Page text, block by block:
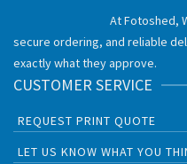
At Fotoshed,
secure ordering, and reliable
exactly what they approve.
CUSTOMER SERVICE
REQUEST PRINT QUOTE
LET US KNOW WHAT YOU